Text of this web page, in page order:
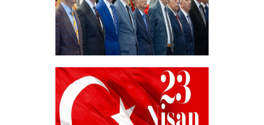
Akademik Bilim, Sanat ve Spor Ödülleri”
Sahiplerini Buldu.
+